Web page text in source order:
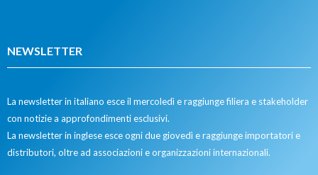
NEWSLETTER
La newsletter in italiano esce il mercoledì e raggiunge filiera e stakeholder
con notizie a approfondimenti esclusivi.
La newsletter in inglese esce ogni due giovedì e raggiunge importatori e
distributori, oltre ad associazioni e organizzazioni internazionali.